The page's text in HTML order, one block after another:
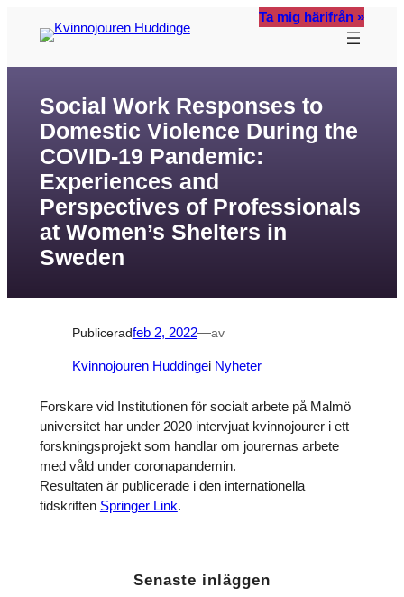
Ta mig härifrån »
Social Work Responses to
Domestic Violence During the
COVID-19 Pandemic:
Experiences and
Perspectives of Professionals
at Women’s Shelters in
Sweden
Publiceradfeb 2, 2022—av
Kvinnojouren Huddingei Nyheter
Forskare vid Institutionen för socialt arbete på Malmö
universitet har under 2020 intervjuat kvinnojourer i ett
forskningsprojekt som handlar om jourernas arbete
med våld under coronapandemin.
Resultaten är publicerade i den internationella
tidskriften Springer Link.
Senaste inläggen